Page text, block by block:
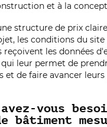
et à la
structure de prix
les conditions du site
reçoivent les données
qui leur permet de
et de faire avancer
vous
bâtiment